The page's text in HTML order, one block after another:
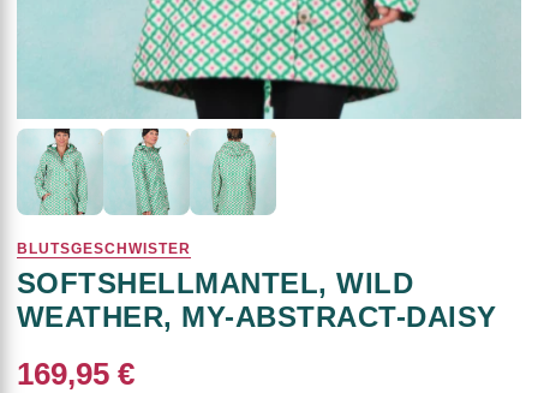
BLUTSGESCHWISTER
SOFTSHELLMANTEL, WILD
WEATHER, MY-ABSTRACT-DAISY
169,95 €